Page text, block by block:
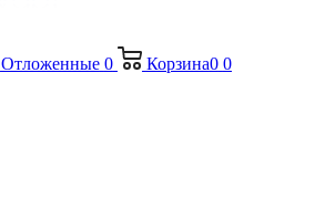
Отложенные 0 Корзина0 0